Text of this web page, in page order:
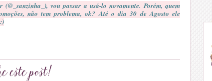
vou passar a usá-lo novamente. Porém, quem
não tem problema, ok? Até o dia 30 de Agosto ele